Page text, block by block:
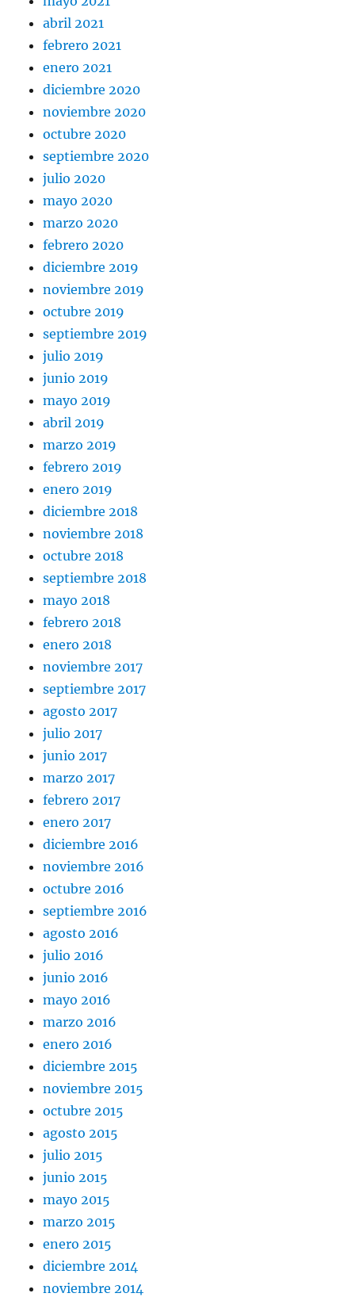
abril 2021
febrero 2021
enero 2021
diciembre 2020
noviembre 2020
octubre 2020
septiembre 2020
julio 2020
mayo 2020
marzo 2020
febrero 2020
diciembre 2019
noviembre 2019
octubre 2019
septiembre 2019
julio 2019
junio 2019
mayo 2019
abril 2019
marzo 2019
febrero 2019
enero 2019
diciembre 2018
noviembre 2018
octubre 2018
septiembre 2018
mayo 2018
febrero 2018
enero 2018
noviembre 2017
septiembre 2017
agosto 2017
julio 2017
junio 2017
marzo 2017
febrero 2017
enero 2017
diciembre 2016
noviembre 2016
octubre 2016
septiembre 2016
agosto 2016
julio 2016
junio 2016
mayo 2016
marzo 2016
enero 2016
diciembre 2015
noviembre 2015
octubre 2015
agosto 2015
julio 2015
junio 2015
mayo 2015
marzo 2015
enero 2015
diciembre 2014
noviembre 2014